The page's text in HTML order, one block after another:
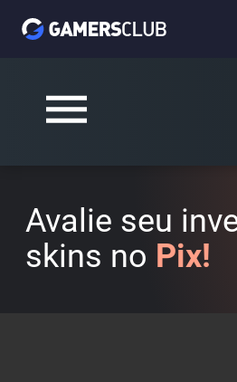
Avalie seu
skins no Pix!